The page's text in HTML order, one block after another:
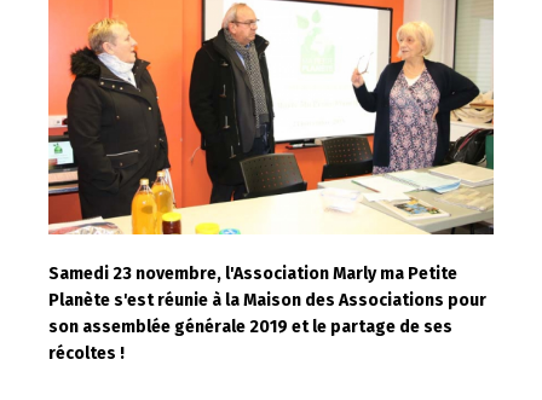
Samedi 23 novembre, l'Association Marly ma Petite
Planète s'est réunie à la Maison des Associations pour
son assemblée générale 2019 et le partage de ses
récoltes !